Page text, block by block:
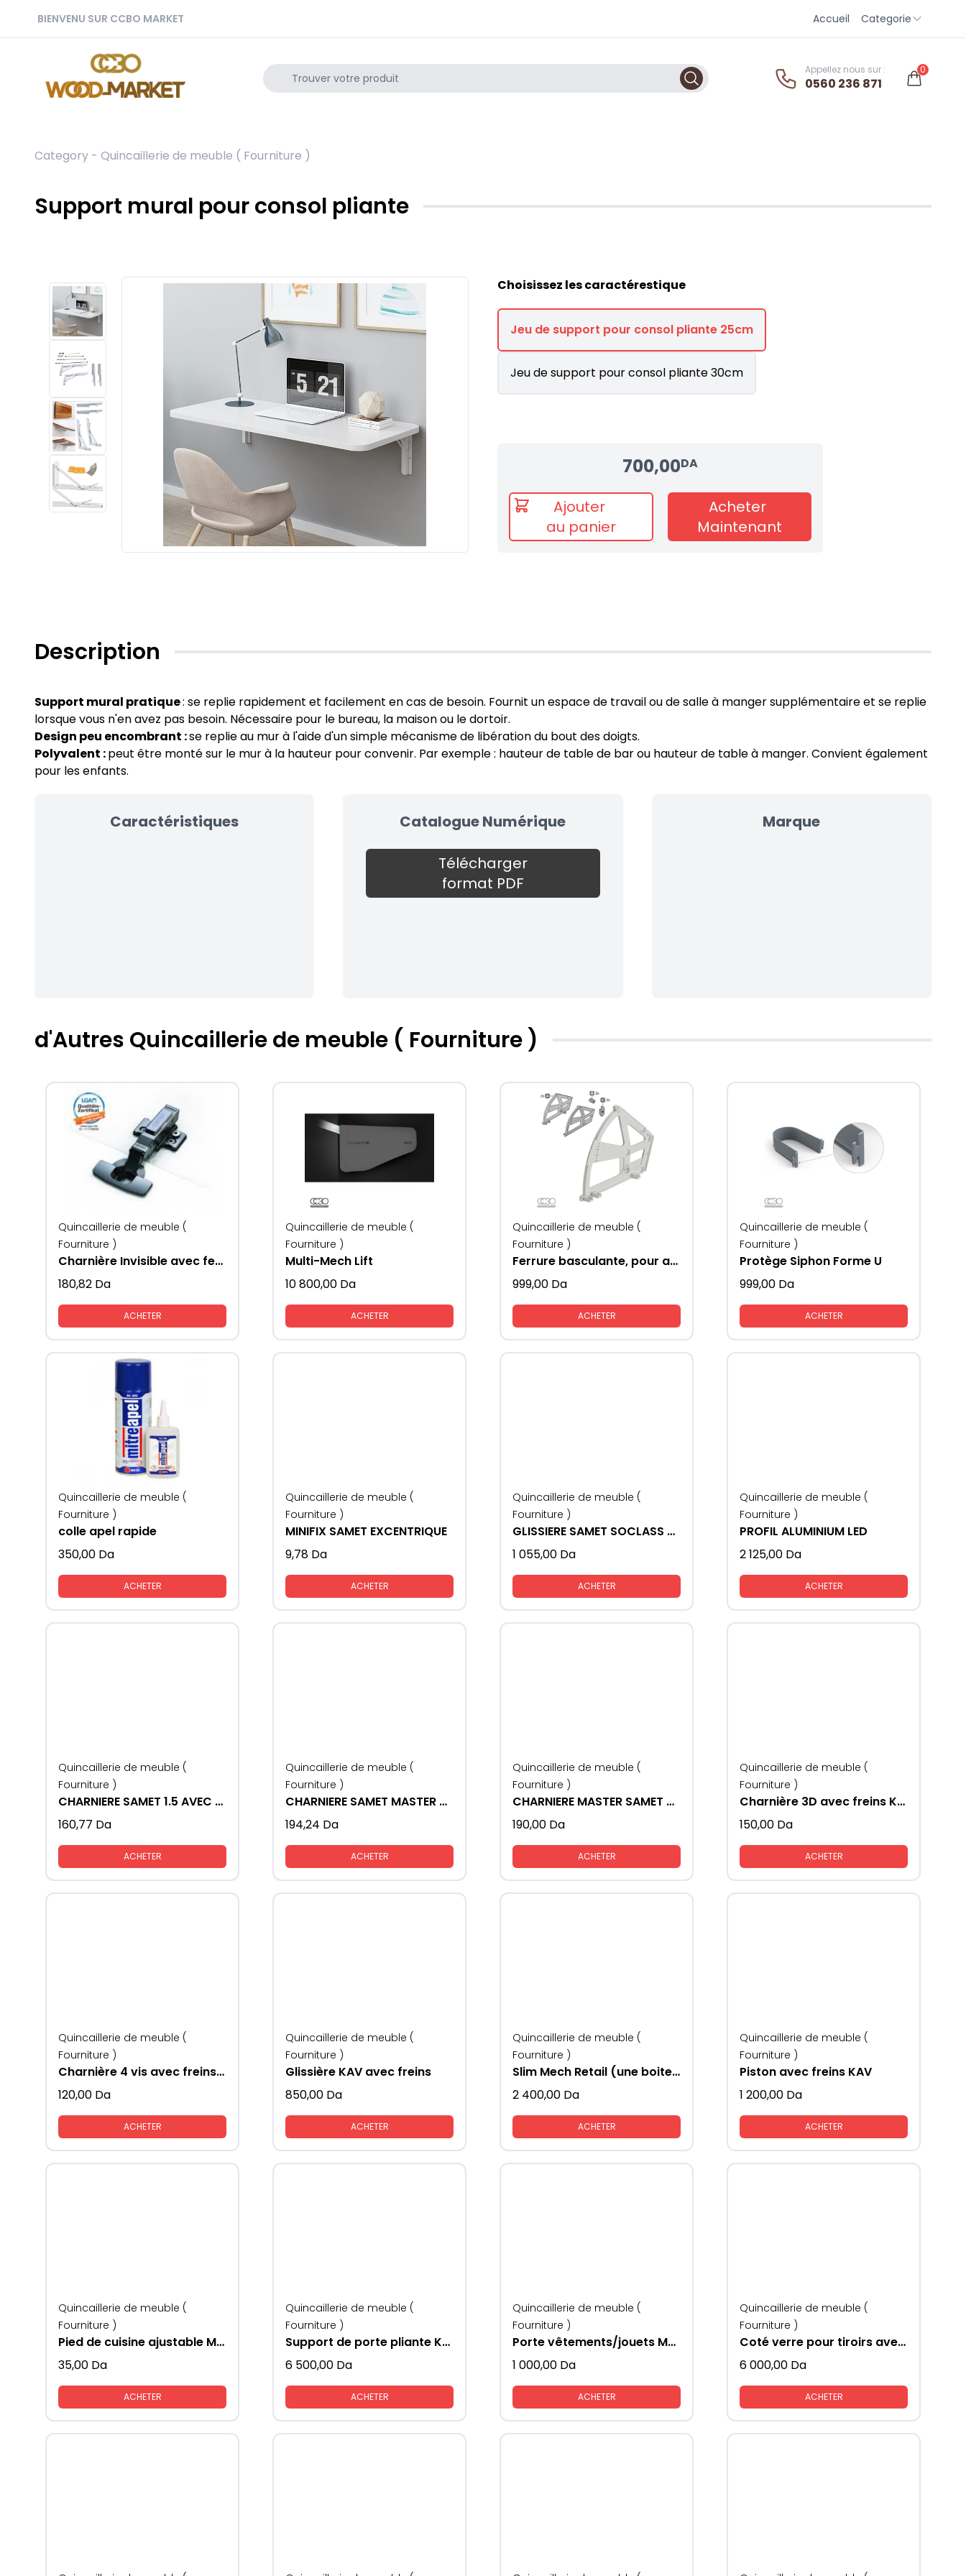
BIENVENU SUR CCBO MARKET Accueil Categorie
Appellez nous sur :
0560 236 871
0
Category - Quincaillerie de meuble ( Fourniture )
Support mural pour consol pliante
Choisissez les caractérestique
Jeu de support pour consol pliante 25cm
Jeu de support pour consol pliante 30cm
700,00DA
Ajouter
au panier
Acheter
Maintenant
Description
Support mural pratique: se replie rapidement et facilement en cas de besoin. Fournit un espace de travail ou de salle à manger supplémentaire et se replie
lorsque vous n'en avez pas besoin. Nécessaire pour le bureau, la maison ou le dortoir.
Design peu encombrant :se replie au mur à l'aide d'un simple mécanisme de libération du bout des doigts.
Polyvalent :peut être monté sur le mur à la hauteur pour convenir. Par exemple : hauteur de table de bar ou hauteur de table à manger. Convient également
pour les enfants.
Caractéristiques Catalogue Numérique
Télécharger
format PDF
Marque
d'Autres Quincaillerie de meuble ( Fourniture )
Quincaillerie de meuble (
Fourniture )
Charnière Invisible avec fermeture silencieuse
180,82 Da
ACHETER
Quincaillerie de meuble (
Fourniture )
Multi-Mech Lift
10 800,00 Da
ACHETER
Quincaillerie de meuble (
Fourniture )
Ferrure basculante, pour armoire à chaussure
999,00 Da
ACHETER
Quincaillerie de meuble (
Fourniture )
Protège Siphon Forme U
999,00 Da
ACHETER
Quincaillerie de meuble (
Fourniture )
colle apel rapide
350,00 Da
ACHETER
Quincaillerie de meuble (
Fourniture )
MINIFIX SAMET EXCENTRIQUE
9,78 Da
ACHETER
Quincaillerie de meuble (
Fourniture )
GLISSIERE SAMET SOCLASS AVEC FREIN
1 055,00 Da
ACHETER
Quincaillerie de meuble (
Fourniture )
PROFIL ALUMINIUM LED
2 125,00 Da
ACHETER
Quincaillerie de meuble (
Fourniture )
CHARNIERE SAMET 1.5 AVEC FREIN 4VIS
160,77 Da
ACHETER
Quincaillerie de meuble (
Fourniture )
CHARNIERE SAMET MASTER BLACK
194,24 Da
ACHETER
Quincaillerie de meuble (
Fourniture )
CHARNIERE MASTER SAMET 3D
190,00 Da
ACHETER
Quincaillerie de meuble (
Fourniture )
Charnière 3D avec freins KAV
150,00 Da
ACHETER
Quincaillerie de meuble (
Fourniture )
Charnière 4 vis avec freins kav
120,00 Da
ACHETER
Quincaillerie de meuble (
Fourniture )
Glissière KAV avec freins
850,00 Da
ACHETER
Quincaillerie de meuble (
Fourniture )
Slim Mech Retail (une boite de 2pcs)
2 400,00 Da
ACHETER
Quincaillerie de meuble (
Fourniture )
Piston avec freins KAV
1 200,00 Da
ACHETER
Quincaillerie de meuble (
Fourniture )
Pied de cuisine ajustable MESAN
35,00 Da
ACHETER
Quincaillerie de meuble (
Fourniture )
Support de porte pliante KAV
6 500,00 Da
ACHETER
Quincaillerie de meuble (
Fourniture )
Porte vêtements/jouets Mesan
1 000,00 Da
ACHETER
Quincaillerie de meuble (
Fourniture )
Coté verre pour tiroirs avec lumière KAV LED
6 000,00 Da
ACHETER